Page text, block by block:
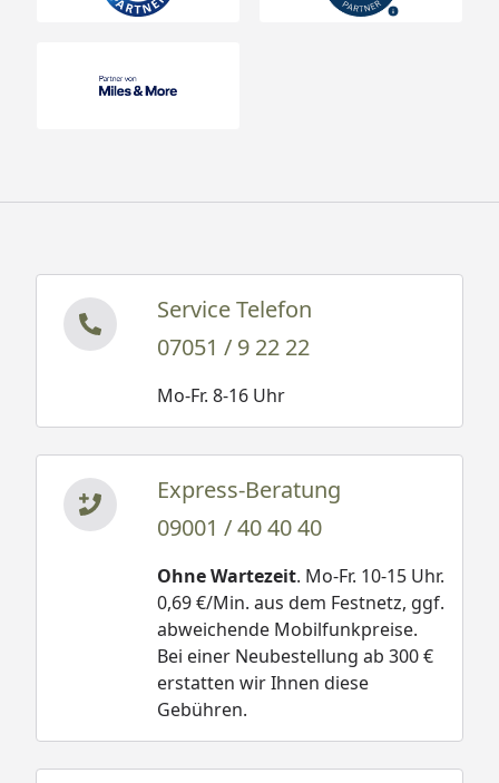
Service Telefon
07051 / 9 22 22
Mo-Fr. 8-16 Uhr
Express-Beratung
09001 / 40 40 40
Ohne Wartezeit. Mo-Fr. 10-15 Uhr.
0,69 €/Min. aus dem Festnetz, ggf.
abweichende Mobilfunkpreise.
Bei einer Neubestellung ab 300 €
erstatten wir Ihnen diese
Gebühren.